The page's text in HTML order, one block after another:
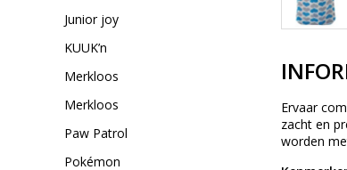
Junior joy
KUUK’n
Merkloos
Merkloos
Paw Patrol
Pokémon
Ervaar
zacht en
worden